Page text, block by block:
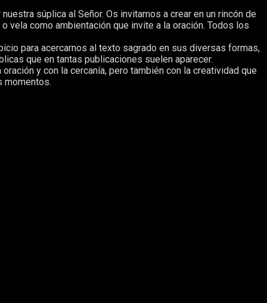
súplica al Señor. Os invitamos a crear en un rincón de
vela como ambientación que invite a la oración. Todos los
para acercarnos al texto sagrado en sus diversas formas,
que en tantas publicaciones suelen aparecer.
y con la cercanía, pero también con la creatividad que
momentos.